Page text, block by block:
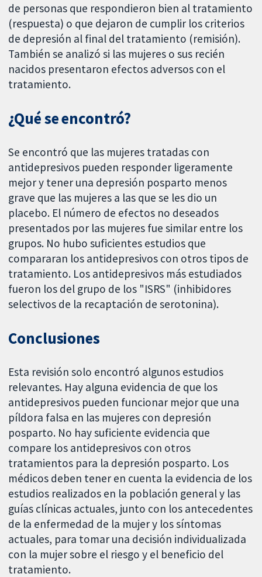
de personas que respondieron bien al tratamiento
(respuesta) o que dejaron de cumplir los criterios
de depresión al final del tratamiento (remisión).
También se analizó si las mujeres o sus recién
nacidos presentaron efectos adversos con el
tratamiento.
¿Qué se encontró?
Se encontró que las mujeres tratadas con
antidepresivos pueden responder ligeramente
mejor y tener una depresión posparto menos
grave que las mujeres a las que se les dio un
placebo. El número de efectos no deseados
presentados por las mujeres fue similar entre los
grupos. No hubo suficientes estudios que
compararan los antidepresivos con otros tipos de
tratamiento. Los antidepresivos más estudiados
fueron los del grupo de los "ISRS" (inhibidores
selectivos de la recaptación de serotonina).
Conclusiones
Esta revisión solo encontró algunos estudios
relevantes. Hay alguna evidencia de que los
antidepresivos pueden funcionar mejor que una
píldora falsa en las mujeres con depresión
posparto. No hay suficiente evidencia que
compare los antidepresivos con otros
tratamientos para la depresión posparto. Los
médicos deben tener en cuenta la evidencia de los
estudios realizados en la población general y las
guías clínicas actuales, junto con los antecedentes
de la enfermedad de la mujer y los síntomas
actuales, para tomar una decisión individualizada
con la mujer sobre el riesgo y el beneficio del
tratamiento.